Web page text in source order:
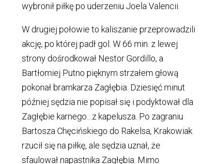
wybronił piłkę po uderzeniu Joela Valencii.
W drugiej połowie to kaliszanie przeprowadzili
akcję, po której padł gol. W 66 min. z lewej
strony dośrodkował Nestor Gordillo, a
Bartłomiej Putno pięknym strzałem głową
pokonał bramkarza Zagłębia. Dziesięć minut
później sędzia nie popisał się i podyktował dla
Zagłębie karnego…z kapelusza. Po zagraniu
Bartosza Chęcińskiego do Rakelsa, Krakowiak
rzucił się na piłkę, ale sędzia uznał, że
sfaulował napastnika Zagłębia. Mimo